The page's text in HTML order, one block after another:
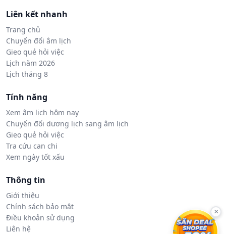
Liên kết nhanh
Trang chủ
Chuyển đổi âm lịch
Gieo quẻ hỏi việc
Lịch năm 2026
Lịch tháng 8
Tính năng
Xem âm lịch hôm nay
Chuyển đổi dương lịch sang âm lịch
Gieo quẻ hỏi việc
Tra cứu can chi
Xem ngày tốt xấu
Thông tin
Giới thiệu
Chính sách bảo mật
Điều khoản sử dụng
Liên hệ
×